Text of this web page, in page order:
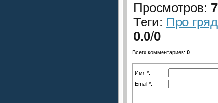
Просмотров:
Теги: Про
0.0/0
Всего комментариев: 0
Имя *:
Email *: